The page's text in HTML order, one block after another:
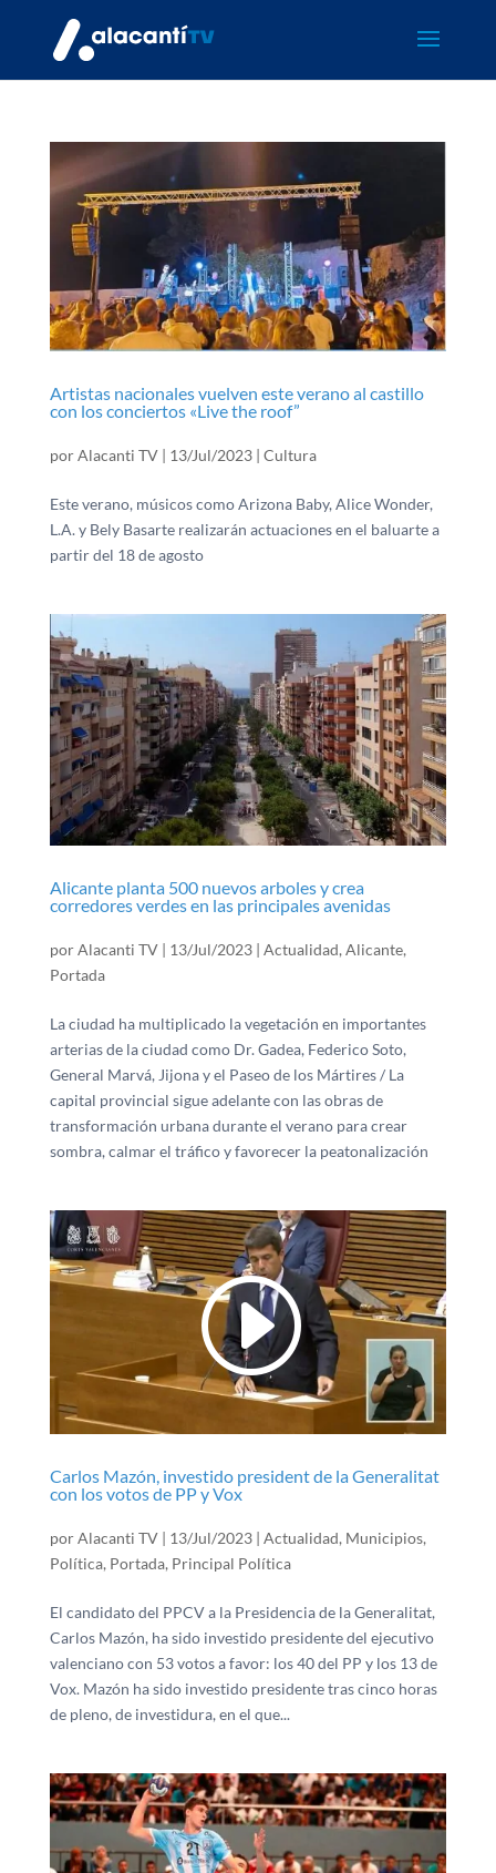
Artistas nacionales vuelven este verano al castillo
con los conciertos «Live the roof”
porAlacanti TV| 13/Jul/2023| Cultura
Este verano, músicos como Arizona Baby, Alice Wonder,
L.A. y Bely Basarte realizarán actuaciones en el baluarte a
partir del 18 de agosto
Alicante planta 500 nuevos arboles y crea
corredores verdes en las principales avenidas
porAlacanti TV| 13/Jul/2023| Actualidad, Alicante,
Portada
La ciudad ha multiplicado la vegetación en importantes
arterias de la ciudad como Dr. Gadea, Federico Soto,
General Marvá, Jijona y el Paseo de los Mártires / La
capital provincial sigue adelante con las obras de
transformación urbana durante el verano para crear
sombra, calmar el tráfico y favorecer la peatonalización
Carlos Mazón, investido president de la Generalitat
con los votos de PP y Vox
porAlacanti TV| 13/Jul/2023| Actualidad, Municipios,
Política, Portada, Principal Política
El candidato del PPCV a la Presidencia de la Generalitat,
Carlos Mazón, ha sido investido presidente del ejecutivo
valenciano con 53 votos a favor: los 40 del PP y los 13 de
Vox. Mazón ha sido investido presidente tras cinco horas
de pleno, de investidura, en el que...